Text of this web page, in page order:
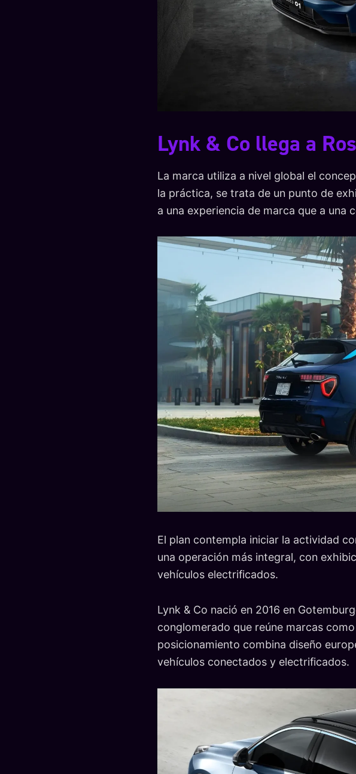
Lynk & Co llega a
La marca utiliza a nivel global el
la práctica, se trata de un punto de
a una experiencia de marca que a una
El plan contempla iniciar la actividad
una operación más integral, con
vehículos electrificados.
Lynk & Co nació en 2016 en
conglomerado que reúne marcas
posicionamiento combina diseño
vehículos conectados y electrificados.